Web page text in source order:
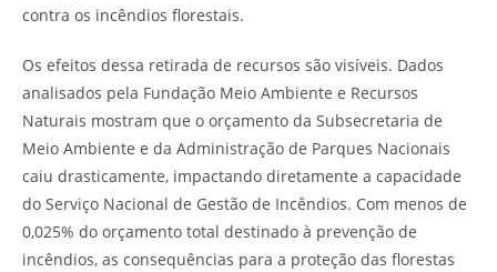
contra os incêndios florestais.
Os efeitos dessa retirada de recursos são visíveis. Dados
analisados pela Fundação Meio Ambiente e Recursos
Naturais mostram que o orçamento da Subsecretaria de
Meio Ambiente e da Administração de Parques Nacionais
caiu drasticamente, impactando diretamente a capacidade
do Serviço Nacional de Gestão de Incêndios. Com menos de
0,025% do orçamento total destinado à prevenção de
incêndios, as consequências para a proteção das florestas